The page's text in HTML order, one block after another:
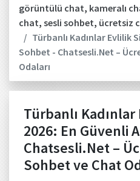
görüntülü chat, kameralı
chat, sesli sohbet, ücretsiz
Türbanlı Kadınlar Evlilik
Sohbet - Chatsesli.Net –
Odaları
Türbanlı
2026: En Güvenli
Chatsesli.Net –
Sohbet ve Chat